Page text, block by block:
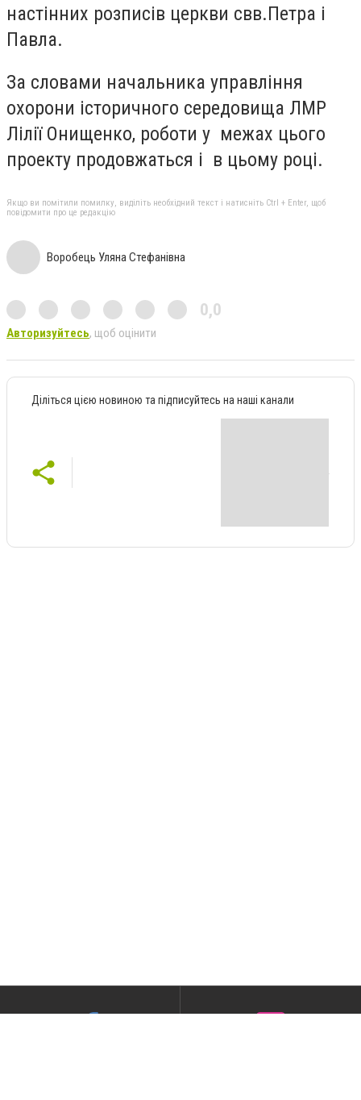
настінних розписів церкви свв.Петра і
Павла.
За словами начальника управління
охорони історичного середовища ЛМР
Лілії Онищенко, роботи у межах цього
проекту продовжаться і в цьому році.
Якщо ви помітили помилку, виділіть необхідний текст і натисніть Ctrl + Enter, щоб
повідомити про це редакцію
Воробець Уляна Стефанівна
0,0
Авторизуйтесь, щоб оцінити
Діліться цією новиною та підписуйтесь на наші канали